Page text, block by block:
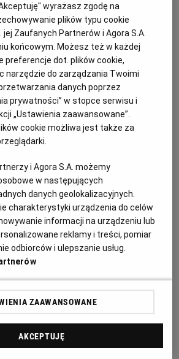
WAŁBRZYCH
WARSZAWA
WROCŁAW
ZAKOPANE
ZIELONA GÓRA
Strąki zrywa się kilka razy –
20 września fasolę się
jej korzenie, żeby roślina
rosłaby do pierwszych mrozów.
to jest ryzyko, że w czasie
się zwarzą. Potem następuje „zryw
roślin) – do końca czyści się pole.
W suszarni lub na
temperatury je dosuszają. Dopiero
twarde, fasola jest łuskana.
maszyny. Wymyślili je rolnicy
wykorzystali do tego celu
Wyłuskaną fasolę odwiewa się,
Trzeba ją też
odrzut... – gatunki dzieli się
wielkości, pomarszczeń,
trwają od listopada do końca
wyrażasz zgodę na
plików typu cookie
jej Zaufanych Partnerów i Agora S.A.
końcowym. Możesz też w każdej
preferencje dot. plików cookie,
narzędzie do zarządzania Twoimi
danych poprzez
prywatności” w stopce serwisu i
„Ustawienia zaawansowane”.
cookie możliwa jest także za
i Agora S.A. możemy
w następujących
danych geolokalizacyjnych.
charakterystyki urządzenia do celów
informacji na urządzeniu lub
reklamy i treści, pomiar
odbiorców i ulepszanie usług.
ZAAWANSOWANE
AKCEPTUJĘ